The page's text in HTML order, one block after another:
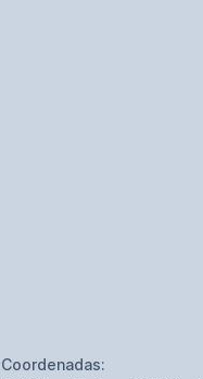
Coordenadas: